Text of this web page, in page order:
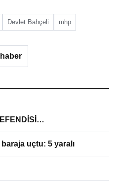
Devlet Bahçeli mhp
uçtu: 5 yaralı